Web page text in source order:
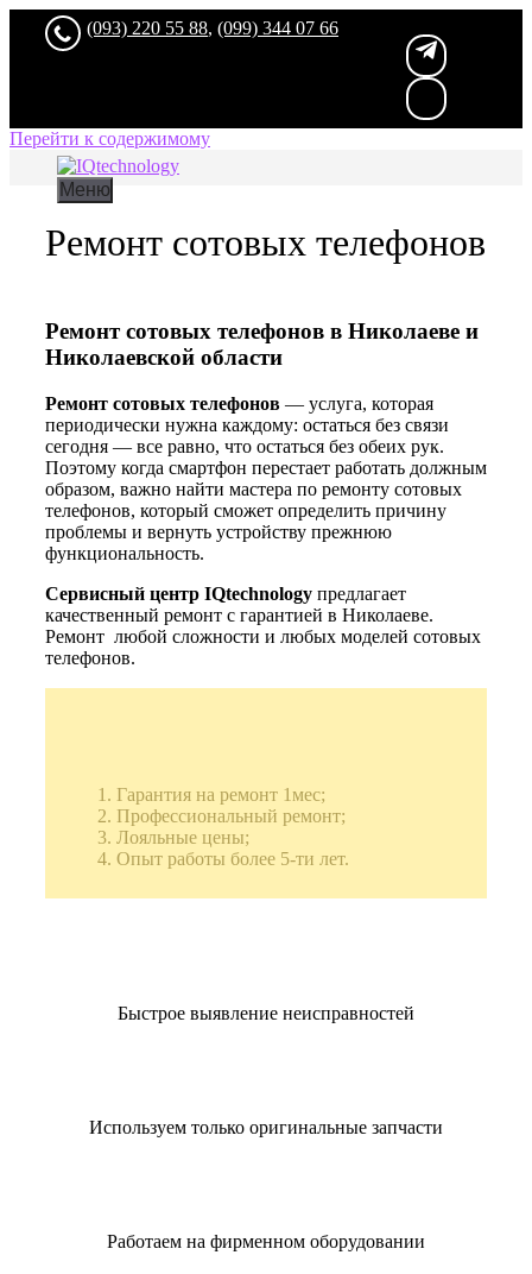
(093) 220 55 88, (099) 344 07 66
Перейти к содержимому
Меню
Ремонт сотовых телефонов
Ремонт сотовых телефонов в Николаеве и
Николаевской области
Ремонт сотовых телефонов — услуга, которая
периодически нужна каждому: остаться без связи
сегодня — все равно, что остаться без обеих рук.
Поэтому когда смартфон перестает работать должным
образом, важно найти мастера по ремонту сотовых
телефонов, который сможет определить причину
проблемы и вернуть устройству прежнюю
функциональность.
Сервисный центр IQtechnology предлагает
качественный ремонт с гарантией в Николаеве.
Ремонт любой сложности и любых моделей сотовых
телефонов.
Гарантия на ремонт 1мес;
Профессиональный ремонт;
Лояльные цены;
Опыт работы более 5-ти лет.
Быстрое выявление неисправностей
Используем только оригинальные запчасти
Работаем на фирменном оборудовании